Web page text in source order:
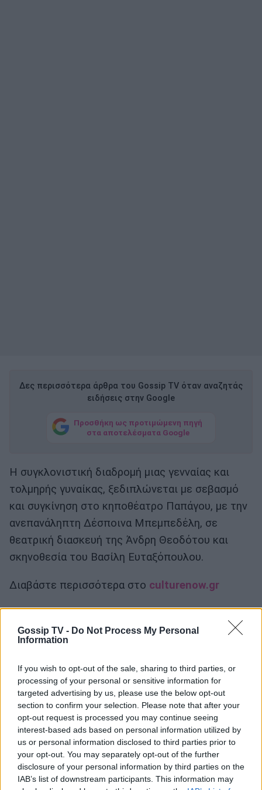
Gossip TV - Do Not Process My Personal
Information
If you wish to opt-out of the sale, sharing to third parties, or
processing of your personal or sensitive information for
targeted advertising by us, please use the below opt-out
section to confirm your selection. Please note that after your
opt-out request is processed you may continue seeing
interest-based ads based on personal information utilized by
us or personal information disclosed to third parties prior to
your opt-out. You may separately opt-out of the further
disclosure of your personal information by third parties on the
IAB’s list of downstream participants. This information may
Δες περισσότερα άρθρα του Gossip TV όταν αναζητάς
ειδήσεις στην Google
Προσθήκη ως προτιμώμενη πηγή
στα αποτελέσματα Google
Η συγκλονιστική διαδρομή μιας γενναίας και
τολμηρής γυναίκας, ξεδιπλώνεται με σεβασμό
και συγκίνηση στο κηποθέατρο Παπάγου, με την
ανεπανάληπτη Δέσποινα Μπεμπεδέλη, σε
θεατρική διασκευή της Άνδρη Θεοδότου και
σκηνοθεσία του Βασίλη Ευταξόπουλου.
Διαβάστε περισσότερα στο culturenow.gr